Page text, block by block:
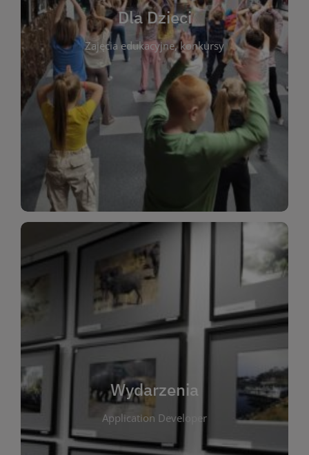
Dla Dzieci
Zajęcia edukacyjne, konkursy
Dla Dzieci
To miejsce stworzone z myślą o najmłodszych
czytelnikach i ich rodzicach. Znajdziesz tu
informacje o zajęciach edukacyjnych, konkursach
plastycznych i spotkaniach z autorami książek dla
dzieci. Biblioteka oferuje bogaty wybór bajek,
opowiadań i lektur szkolnych, a także przyjazny
kącik do wspólnego czytania. Pragniemy
Wydarzenia
Application Developer
Wydarzenia
W tej zakładce publikujemy informacje o
wszystkich wydarzeniach organizowanych przez
bibliotekę. Znajdziesz tu zapowiedzi spotkań
autorskich, warsztatów, prelekcji i zajęć
tematycznych dla różnych grup wiekowych. Każde
wydarzenie ma na celu promowanie kultury
czytelniczej oraz integrację społeczności lokalnej.
Dzięki kalendarzowi wydarzeń możesz łatwo